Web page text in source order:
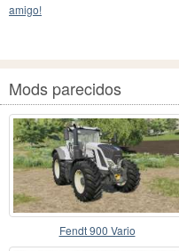
amigo!
Mods parecidos
Fendt 900 Vario